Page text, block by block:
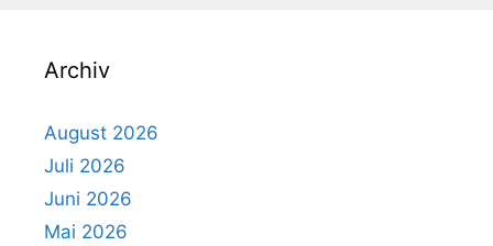
Archiv
August 2026
Juli 2026
Juni 2026
Mai 2026